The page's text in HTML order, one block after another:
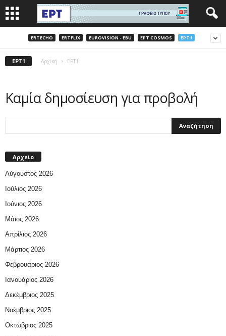
ERTECHO ERTFLIX EUROVISION - EBU EΡΤ COSMOS EΡΤ1
EΡΤ1 Αρχική EΡΤ1
Καμία δημοσίευση για προβολή
Αρχείο
Αύγουστος 2026
Ιούλιος 2026
Ιούνιος 2026
Μάιος 2026
Απρίλιος 2026
Μάρτιος 2026
Φεβρουάριος 2026
Ιανουάριος 2026
Δεκέμβριος 2025
Νοέμβριος 2025
Οκτώβριος 2025